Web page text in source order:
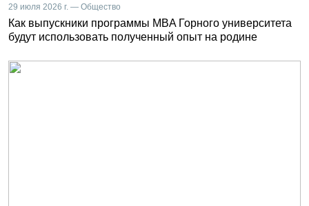
29 июля 2026 г. — Общество
Как выпускники программы MBA Горного университета
будут использовать полученный опыт на родине